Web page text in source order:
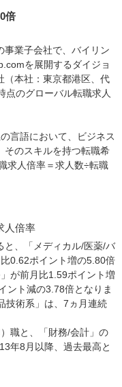
倍
業子会社で、バイリン
を展開するダイジョ
（本社：東京都港区、代
点のグローバル転職求人
言語において、ビジネス
そのスキルを持つ転職希
求人倍率＝求人数÷転職
、「メディカル/医薬/バ
0.62ポイント増の5.80倍
が前月比1.59ポイント増
ント減の3.78倍となりま
技術系」は、7ヵ月連続
職と、「財務/会計」の
年8月以降、過去最高と